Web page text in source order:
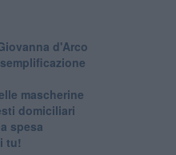
d'Arco
mascherine
domiciliari
spesa
tu!